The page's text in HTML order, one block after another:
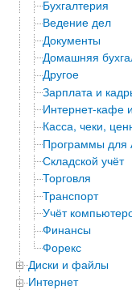
Бухгалтерия
Ведение дел
Документы
Домашняя
Другое
Зарплата и
Интернет-кафе
Касса, чеки,
Программы для
Складской учёт
Торговля
Транспорт
Учёт
Финансы
Форекс
Диски и файлы
Интернет